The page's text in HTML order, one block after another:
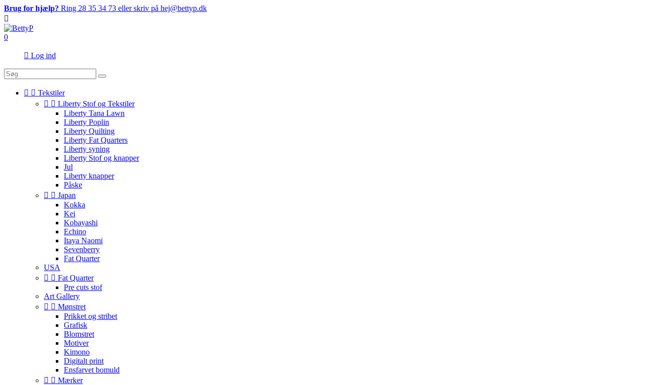
Brug for hjælp? Ring 28 35 34 73 eller skriv på hej@bettyp.dk

0
 Log ind
  Tekstiler
  Liberty Stof og Tekstiler
Liberty Tana Lawn
Liberty Poplin
Liberty Quilting
Liberty Fat Quarters
Liberty syning
Liberty Stof og knapper
Jul
Liberty knapper
Påske
  Japan
Kokka
Kei
Kobayashi
Echino
Itaya Naomi
Sevenberry
Fat Quarter
USA
  Fat Quarter
Pre cuts stof
Art Gallery
  Mønstret
Prikket og stribet
Grafisk
Blomstret
Motiver
Kimono
Digitalt print
Ensfarvet bomuld
  Mærker